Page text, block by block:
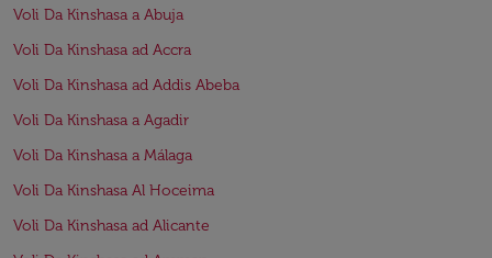
Voli Da Kinshasa a Abuja
Voli Da Kinshasa ad Accra
Voli Da Kinshasa ad Addis Abeba
Voli Da Kinshasa a Agadir
Voli Da Kinshasa a Málaga
Voli Da Kinshasa Al Hoceima
Voli Da Kinshasa ad Alicante